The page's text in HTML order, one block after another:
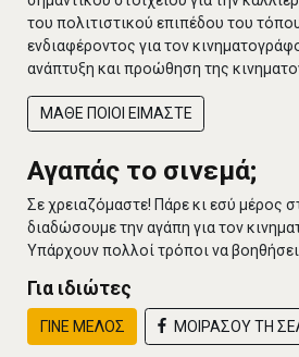
του πολιτιστικού επιπέδου του
ενδιαφέροντος για τον
ανάπτυξη και προώθηση της
ΜΑΘΕ ΠΟΙΟΙ ΕΙΜΑΣΤΕ
Αγαπάς το σινεμά;
Σε χρειαζόμαστε! Πάρε κι εσύ μέρος
διαδώσουμε την αγάπη για τον
Υπάρχουν πολλοί τρόποι να
Για ιδιώτες
ΓΙΝΕ ΜΕΛΟΣ ΜΟΙΡΑΣΟΥ ΤΗ